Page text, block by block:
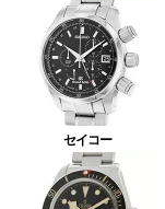
セイコー